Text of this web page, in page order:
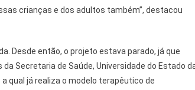
crianças e dos adultos também”, destacou
Desde então, o projeto estava parado, já que
Secretaria de Saúde, Universidade do Estado
qual já realiza o modelo terapêutico de